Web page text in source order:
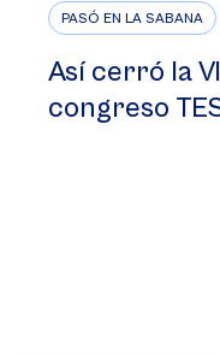
PASÓ EN LA SABANA
Así cerró la
congreso